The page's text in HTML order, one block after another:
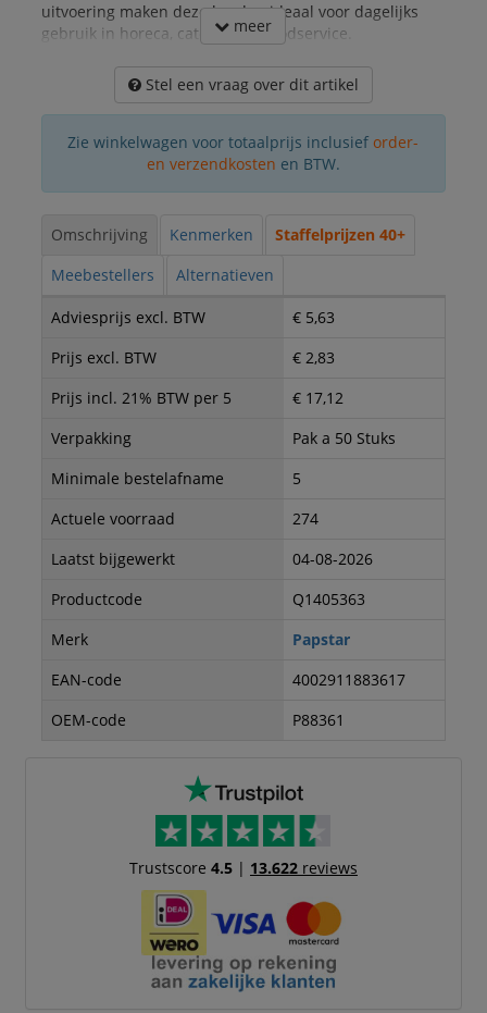
uitvoering maken deze borden ideaal voor dagelijks
gebruik in horeca, catering en foodservice.
meer
Stel een vraag over dit artikel
Zie winkelwagen voor totaalprijs inclusief order-
en verzendkosten en BTW.
Omschrijving Kenmerken
Staffelprijzen 40+
Meebestellers
Alternatieven
Adviesprijs excl. BTW
€ 5,63
Prijs excl. BTW
€ 2,83
Prijs incl. 21% BTW per 5
€ 17,12
Verpakking
Pak a 50 Stuks
Minimale bestelafname
5
Actuele voorraad
274
Laatst bijgewerkt
04-08-2026
Productcode
Q1405363
Merk
Papstar
EAN-code
4002911883617
OEM-code
P88361
Trustscore 4.5| 13.622reviews